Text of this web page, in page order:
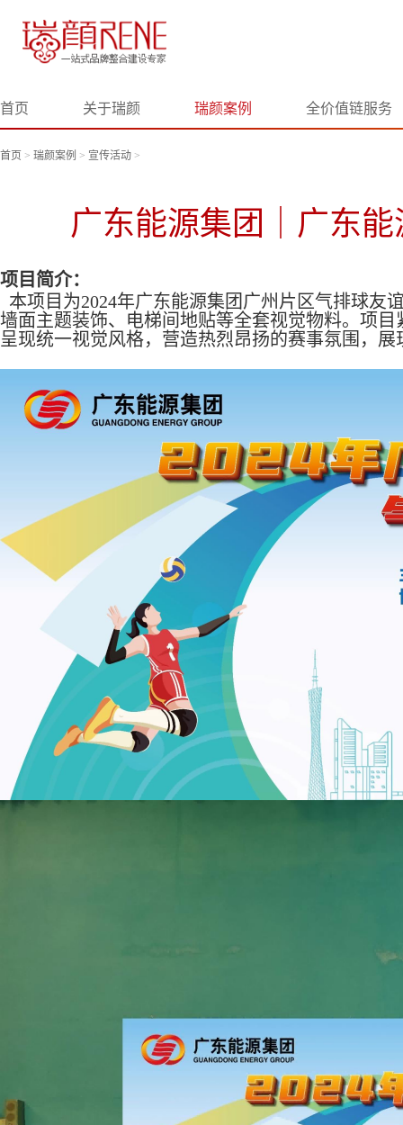
首页 关于瑞颜 瑞颜案例 全价值链服务
首页 > 瑞颜案例 > 宣传活动 >
广东能源集团｜广东
项目简介：
本项目为2024年广东能源集团广州片区气排球友
墙面主题装饰、电梯间地贴等全套视觉物料。项
呈现统一视觉风格，营造热烈昂扬的赛事氛围，